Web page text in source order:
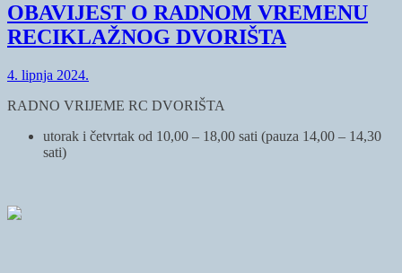
OBAVIJEST O RADNOM VREMENU
RECIKLAŽNOG DVORIŠTA
4. lipnja 2024.
RADNO VRIJEME RC DVORIŠTA
utorak i četvrtak od 10,00 – 18,00 sati (pauza 14,00 – 14,30
sati)